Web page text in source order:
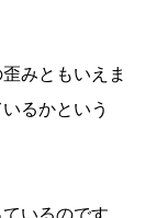
みともいえま
るかという